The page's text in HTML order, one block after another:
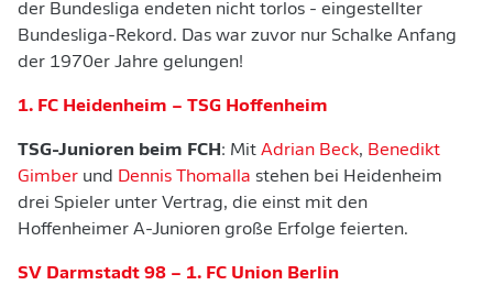
der Bundesliga endeten nicht torlos - eingestellter
Bundesliga-Rekord. Das war zuvor nur Schalke Anfang
der 1970er Jahre gelungen!
1. FC Heidenheim – TSG Hoffenheim
TSG-Junioren beim FCH : Mit Adrian Beck, Benedikt
Gimber und Dennis Thomalla stehen bei Heidenheim
drei Spieler unter Vertrag, die einst mit den
Hoffenheimer A-Junioren große Erfolge feierten.
SV Darmstadt 98 – 1. FC Union Berlin